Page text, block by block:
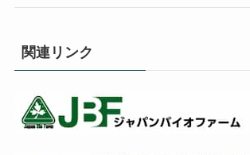
関連リンク